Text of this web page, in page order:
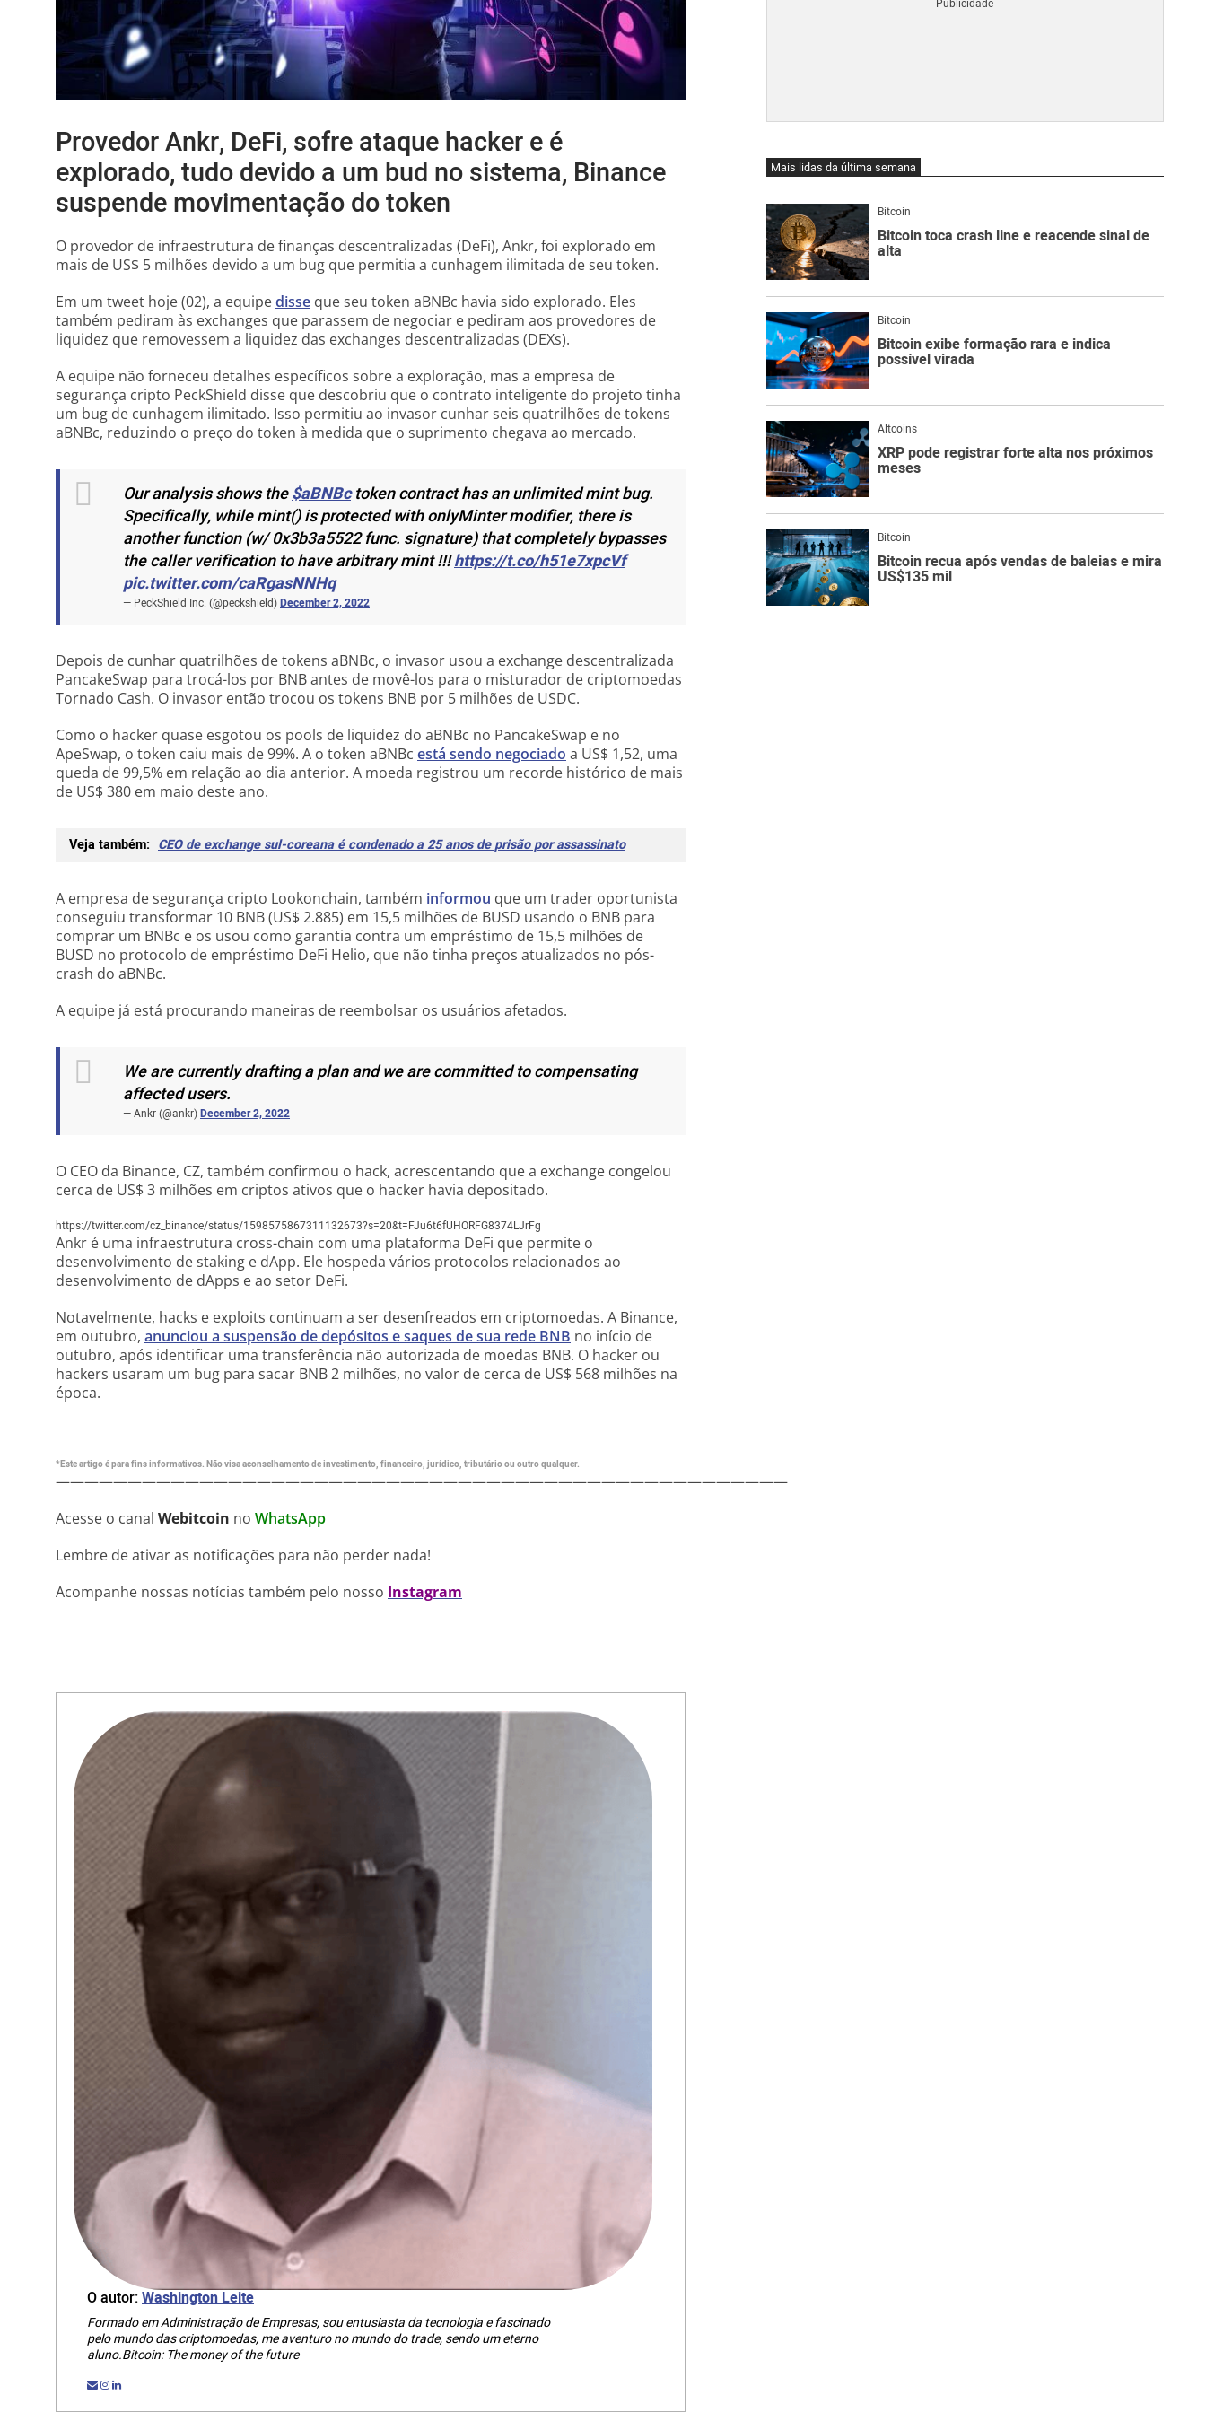
Provedor Ankr, DeFi, sofre ataque hacker e é
explorado, tudo devido a um bud no sistema, Binance
suspende movimentação do token
O provedor de infraestrutura de finanças descentralizadas (DeFi), Ankr, foi explorado em
mais de US$ 5 milhões devido a um bug que permitia a cunhagem ilimitada de seu token.
Em um tweet hoje (02), a equipedisse que seu token aBNBc havia sido explorado. Eles
também pediram às exchanges que parassem de negociar e pediram aos provedores de
liquidez que removessem a liquidez das exchanges descentralizadas (DEXs).
A equipe não forneceu detalhes específicos sobre a exploração, mas a empresa de
segurança cripto PeckShield disse que descobriu que o contrato inteligente do projeto tinha
um bug de cunhagem ilimitado. Isso permitiu ao invasor cunhar seis quatrilhões de tokens
aBNBc, reduzindo o preço do token à medida que o suprimento chegava ao mercado.
Our analysis shows the$aBNBctoken contract has an unlimited mint bug.
Specifically, while mint() is protected with onlyMinter modifier, there is
another function (w/ 0x3b3a5522 func. signature) that completely bypasses
the caller verification to have arbitrary mint !!!https://t.co/h51e7xpcVf
pic.twitter.com/caRgasNNHq
— PeckShield Inc. (@peckshield)December 2, 2022
Depois de cunhar quatrilhões de tokens aBNBc, o invasor usou a exchange descentralizada
PancakeSwap para trocá-los por BNB antes de movê-los para o misturador de criptomoedas
Tornado Cash. O invasor então trocou os tokens BNB por 5 milhões de USDC.
Como o hacker quase esgotou os pools de liquidez do aBNBc no PancakeSwap e no
ApeSwap, o token caiu mais de 99%. A o token aBNBc está sendo negociado a US$ 1,52, uma
queda de 99,5% em relação ao dia anterior. A moeda registrou um recorde histórico de mais
de US$ 380 em maio deste ano.
Veja também: CEO de exchange sul-coreana é condenado a 25 anos de prisão por assassinato
A empresa de segurança cripto Lookonchain, também informou que um trader oportunista
conseguiu transformar 10 BNB (US$ 2.885) em 15,5 milhões de BUSD usando o BNB para
comprar um BNBc e os usou como garantia contra um empréstimo de 15,5 milhões de
BUSD no protocolo de empréstimo DeFi Helio, que não tinha preços atualizados no pós-
crash do aBNBc.
A equipe já está procurando maneiras de reembolsar os usuários afetados.
We are currently drafting a plan and we are committed to compensating
affected users.
— Ankr (@ankr)December 2, 2022
O CEO da Binance, CZ, também confirmou o hack, acrescentando que a exchange congelou
cerca de US$ 3 milhões em criptos ativos que o hacker havia depositado.
https://twitter.com/cz_binance/status/1598575867311132673?s=20&t=FJu6t6fUHORFG8374LJrFg
Ankr é uma infraestrutura cross-chain com uma plataforma DeFi que permite o
desenvolvimento de staking e dApp. Ele hospeda vários protocolos relacionados ao
desenvolvimento de dApps e ao setor DeFi.
Notavelmente, hacks e exploits continuam a ser desenfreados em criptomoedas. A Binance,
em outubro, anunciou a suspensão de depósitos e saques de sua rede BNB no início de
outubro, após identificar uma transferência não autorizada de moedas BNB. O hacker ou
hackers usaram um bug para sacar BNB 2 milhões, no valor de cerca de US$ 568 milhões na
época.
*Este artigo é para fins informativos. Não visa aconselhamento de investimento, financeiro, jurídico, tributário ou outro qualquer.
———————————————————————————————————————————————————
Acesse o canal Webitcoin no WhatsApp
Lembre de ativar as notificações para não perder nada!
Acompanhe nossas notícias também pelo nosso Instagram
O autor:Washington Leite
Formado em Administração de Empresas, sou entusiasta da tecnologia e fascinado
pelo mundo das criptomoedas, me aventuro no mundo do trade, sendo um eterno
aluno.Bitcoin: The money of the future
Mais lidas da última semana
Bitcoin
Bitcoin toca crash line e reacende sinal de
alta
Bitcoin
Bitcoin exibe formação rara e indica
possível virada
Altcoins
XRP pode registrar forte alta nos próximos
meses
Bitcoin
Bitcoin recua após vendas de baleias e mira
US$135 mil